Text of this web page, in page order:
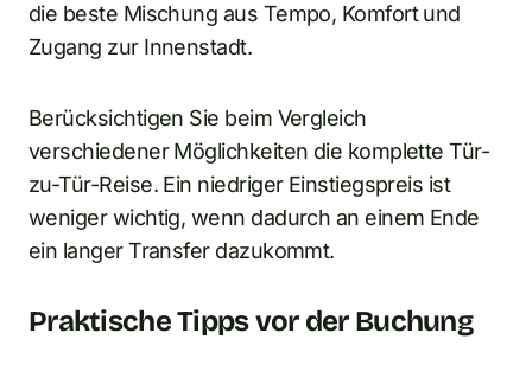
die beste Mischung aus Tempo, Komfort und
Zugang zur Innenstadt.
Berücksichtigen Sie beim Vergleich
verschiedener Möglichkeiten die komplette Tür-
zu-Tür-Reise. Ein niedriger Einstiegspreis ist
weniger wichtig, wenn dadurch an einem Ende
ein langer Transfer dazukommt.
Praktische Tipps vor der Buchung